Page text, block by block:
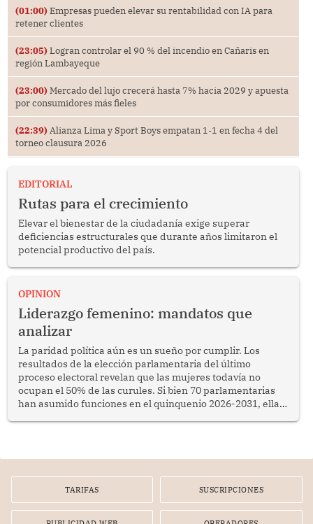
(01:00) Empresas pueden elevar su rentabilidad con IA para
retener clientes
(23:05) Logran controlar el 90 % del incendio en Cañaris en
región Lambayeque
(23:00) Mercado del lujo crecerá hasta 7% hacia 2029 y apuesta
por consumidores más fieles
(22:39) Alianza Lima y Sport Boys empatan 1-1 en fecha 4 del
torneo clausura 2026
EDITORIAL
Rutas para el crecimiento
Elevar el bienestar de la ciudadanía exige superar
deficiencias estructurales que durante años limitaron el
potencial productivo del país.
OPINION
Liderazgo femenino: mandatos que
analizar
La paridad política aún es un sueño por cumplir. Los
resultados de la elección parlamentaria del último
proceso electoral revelan que las mujeres todavía no
ocupan el 50% de las curules. Si bien 70 parlamentarias
han asumido funciones en el quinquenio 2026-2031, ellas
TARIFAS SUSCRIPCIONES